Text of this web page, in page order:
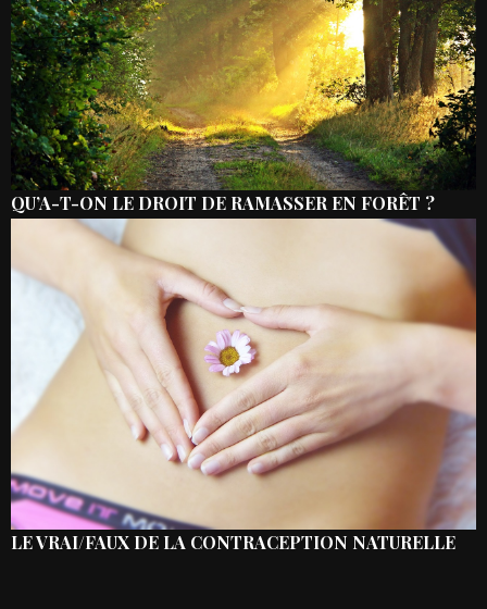
QU’A-T-ON LE DROIT DE RAMASSER EN FORÊT ?
LE VRAI/FAUX DE LA CONTRACEPTION NATURELLE